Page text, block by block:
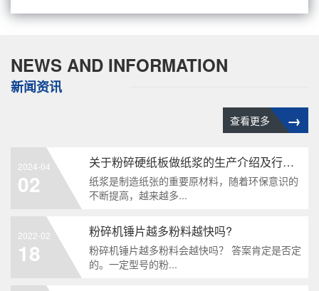
NEWS AND INFORMATION
新闻资讯
→
查看更多
2024-04
02
关于粉碎硬纸板做纸浆的生产介绍及行业分析
纸浆是制造纸张的重要原材料，随着环保意识的
不断提高，越来越多...
2022-02
18
粉碎机锤片越多粉料越快吗?
粉碎机锤片越多粉料会越快吗？ 答案肯定是否定
的。一定型号的粉...